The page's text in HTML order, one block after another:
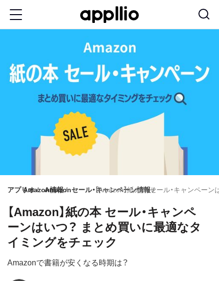
ン
アプリオAmazon情報Amazonセール・キャンペーン情報【Amazon】紙の本 セール・キャンペー
【Amazon】紙の本 セール・キャンペ
ーンはいつ？ まとめ買いに最適なタ
イミングをチェック
Amazonで書籍が安くなる時期は？